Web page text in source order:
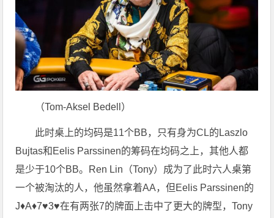
（Tom-Aksel Bedell）
此时桌上的均码是11个BB，只有身为CL的Laszlo
Bujtas和Eelis Parssinen的筹码在均码之上，其他人都
是少于10个BB。Ren Lin（Tony）成为了此时六人桌第
一个被淘汰的人，他虽然拿着AA，但Eelis Parssinen的
J♦A♦7♥3♥在有两张7的牌面上击中了更大的牌型，Tony